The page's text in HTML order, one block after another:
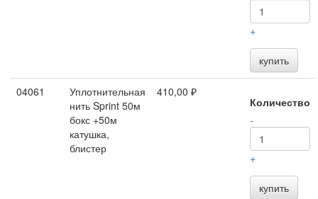
+
купить
04061
Уплотнительная
нить Sprint 50м
бокс +50м
катушка,
блистер
410,00 ₽
Количество
-
+
купить